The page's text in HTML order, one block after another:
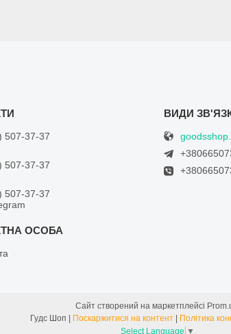
507-37-37
507-37-37
507-37-37
Сайт створений на маркетплейсі
Гудс Шоп | Поскаржитися на контент | Політика
Select Language ▼